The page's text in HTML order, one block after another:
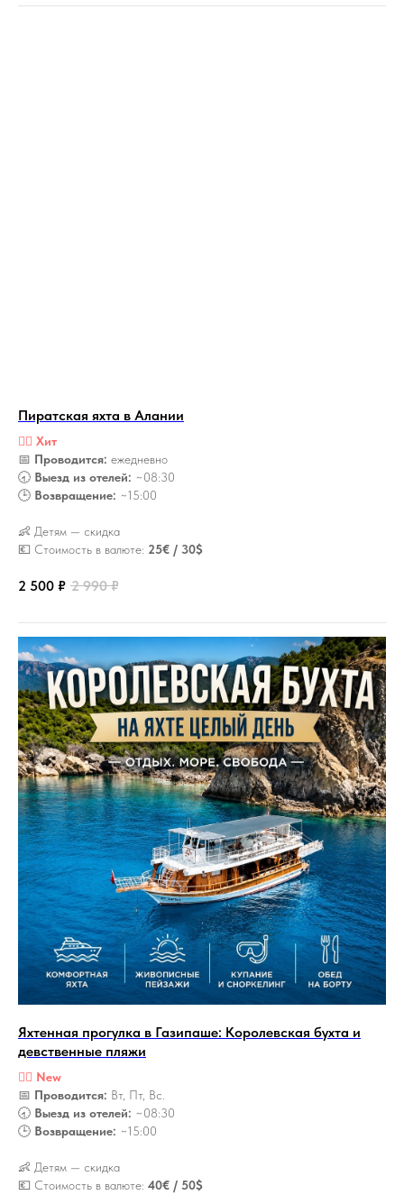
Пиратская яхта в Алании
🏴‍☠️ Хит
📅 Проводится: ежедневно
🕣 Выезд из отелей: ~08:30
🕒 Возвращение: ~15:00
👶 Детям — скидка
💶 Стоимость в валюте: 25€ / 30$
2 500 ₽ 2 990 ₽
Яхтенная прогулка в Газипаше: Королевская бухта и
девственные пляжи
🏴‍☠️ New
📅 Проводится: Вт, Пт, Вс.
🕣 Выезд из отелей: ~08:30
🕒 Возвращение: ~15:00
👶 Детям — скидка
💶 Стоимость в валюте: 40€ / 50$